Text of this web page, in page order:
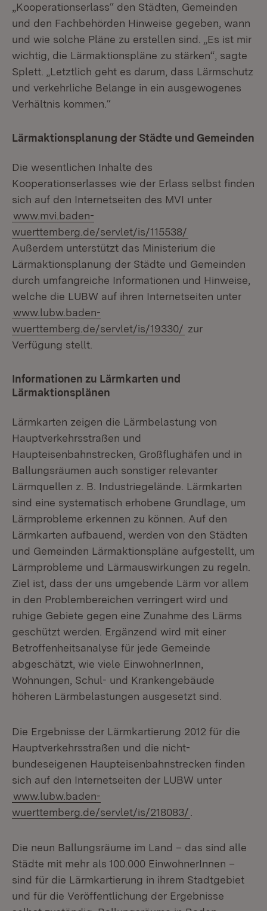
„Kooperationserlass“ den Städten, Gemeinden
und den Fachbehörden Hinweise gegeben, wann
und wie solche Pläne zu erstellen sind. „Es ist mir
wichtig, die Lärmaktionspläne zu stärken“, sagte
Splett. „Letztlich geht es darum, dass Lärmschutz
und verkehrliche Belange in ein ausgewogenes
Verhältnis kommen.“
Lärmaktionsplanung der Städte und Gemeinden
Die wesentlichen Inhalte des
Kooperationserlasses wie der Erlass selbst finden
sich auf den Internetseiten des MVI unter
www.mvi.baden-
wuerttemberg.de/servlet/is/115538/
Außerdem unterstützt das Ministerium die
Lärmaktionsplanung der Städte und Gemeinden
durch umfangreiche Informationen und Hinweise,
welche die LUBW auf ihren Internetseiten unter
www.lubw.baden-
wuerttemberg.de/servlet/is/19330/ zur
Verfügung stellt.
Informationen zu Lärmkarten und
Lärmaktionsplänen
Lärmkarten zeigen die Lärmbelastung von
Hauptverkehrsstraßen und
Haupteisenbahnstrecken, Großflughäfen und in
Ballungsräumen auch sonstiger relevanter
Lärmquellen z. B. Industriegelände. Lärmkarten
sind eine systematisch erhobene Grundlage, um
Lärmprobleme erkennen zu können. Auf den
Lärmkarten aufbauend, werden von den Städten
und Gemeinden Lärmaktionspläne aufgestellt, um
Lärmprobleme und Lärmauswirkungen zu regeln.
Ziel ist, dass der uns umgebende Lärm vor allem
in den Problembereichen verringert wird und
ruhige Gebiete gegen eine Zunahme des Lärms
geschützt werden. Ergänzend wird mit einer
Betroffenheitsanalyse für jede Gemeinde
abgeschätzt, wie viele EinwohnerInnen,
Wohnungen, Schul- und Krankengebäude
höheren Lärmbelastungen ausgesetzt sind.
Die Ergebnisse der Lärmkartierung 2012 für die
Hauptverkehrsstraßen und die nicht-
bundeseigenen Haupteisenbahnstrecken finden
sich auf den Internetseiten der LUBW unter
www.lubw.baden-
wuerttemberg.de/servlet/is/218083/
Die neun Ballungsräume im Land – das sind alle
Städte mit mehr als 100.000 EinwohnerInnen –
sind für die Lärmkartierung in ihrem Stadtgebiet
und für die Veröffentlichung der Ergebnisse